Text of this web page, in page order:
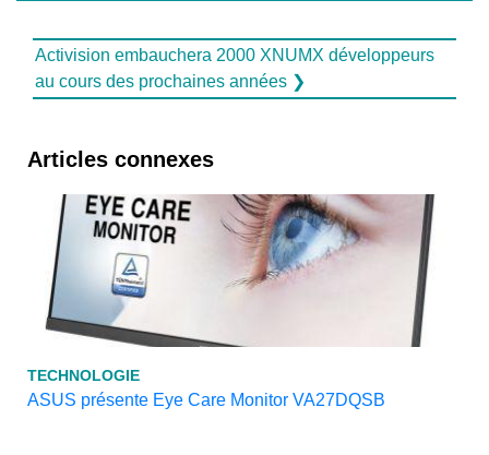
Activision embauchera 2000 XNUMX développeurs
au cours des prochaines années ❯
Articles connexes
TECHNOLOGIE
ASUS présente Eye Care Monitor VA27DQSB